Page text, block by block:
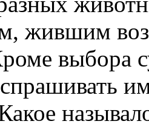
жившим
выбора